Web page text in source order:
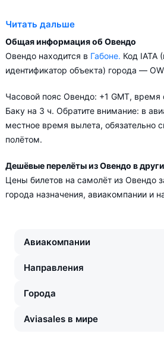
Читать дальше
Общая информация об Овендо
Овендо находится в Габоне. Код IATA
идентификатор объекта) города —
Часовой пояс Овендо: +1 GMT, время
Баку на 3 ч. Обратите внимание: в
местное время вылета, обязательно
полётом.
Дешёвые перелёты из Овендо в
Цены билетов на самолёт из Овендо
города назначения, авиакомпании и
Авиакомпании
Направления
Города
Aviasales в мире